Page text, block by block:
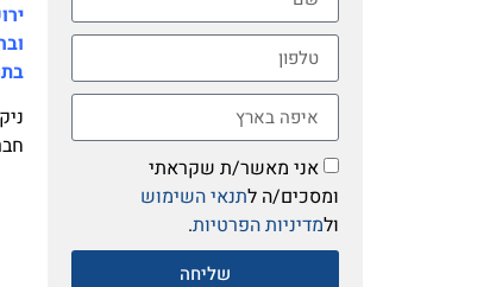
אני מאשר/ת שקראתי
ומסכים/ה לתנאי השימוש
ולמדיניות הפרטיות.
שליחה